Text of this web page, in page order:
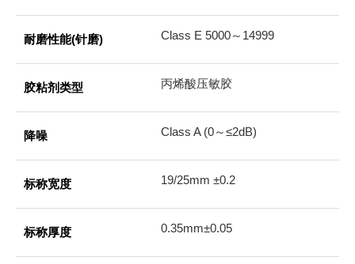
耐磨性能(针磨) Class E 5000～14999
胶粘剂类型 丙烯酸压敏胶
降噪 Class A (0～≤2dB)
标称宽度 19/25mm ±0.2
标称厚度 0.35mm±0.05